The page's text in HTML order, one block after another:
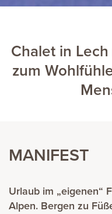
Chalet in
zum
MANIFEST
Urlaub im „eigenen“
Alpen. Bergen zu